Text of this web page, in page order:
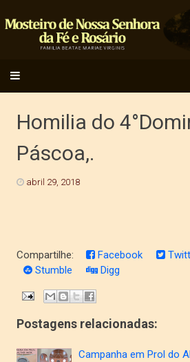
SKIP TO CONTENT
Homilia do
Páscoa,.
abril 29, 2018
Compartilhe: Facebook
Stumble
Digg
Postagens relacionadas:
Campanha em Prol do